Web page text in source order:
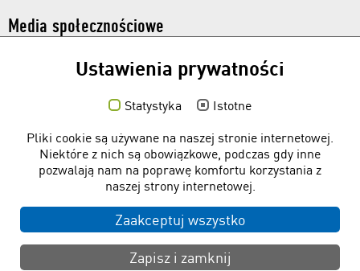
Media społecznościowe
Bezpłatne programy
Formularz kontaktowy
Infoteka
Pytania do serwisu
Ustawienia prywatności
Statystyka
Istotne
Pliki cookie są używane na naszej stronie internetowej.
Niektóre z nich są obowiązkowe, podczas gdy inne
pozwalają nam na poprawę komfortu korzystania z
naszej strony internetowej.
Zaakceptuj wszystko
Zapisz i zamknij